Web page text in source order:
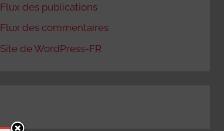
Flux des publications
Flux des commentaires
Site de WordPress-FR